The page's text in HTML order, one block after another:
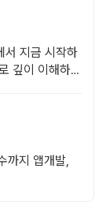
서 지금 시작하
깊이 이해하세
까지 앱개발,